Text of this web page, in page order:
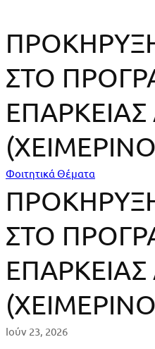
ΣΤΟ
ΠΡΟΚΗΡΥΞΗ
ΕΙΣΑΓΩΓΗΣ
ΠΤΥΧΙΟΥΧΩΝ
ΤΗΣ
ΣΘΕΤΕ
ΣΤΟ
Φοιτητικά Θέματα
ΣΤΟ
Ιούν 23, 2026